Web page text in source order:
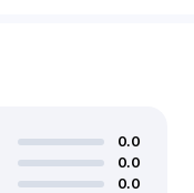
0.0
0.0
0.0